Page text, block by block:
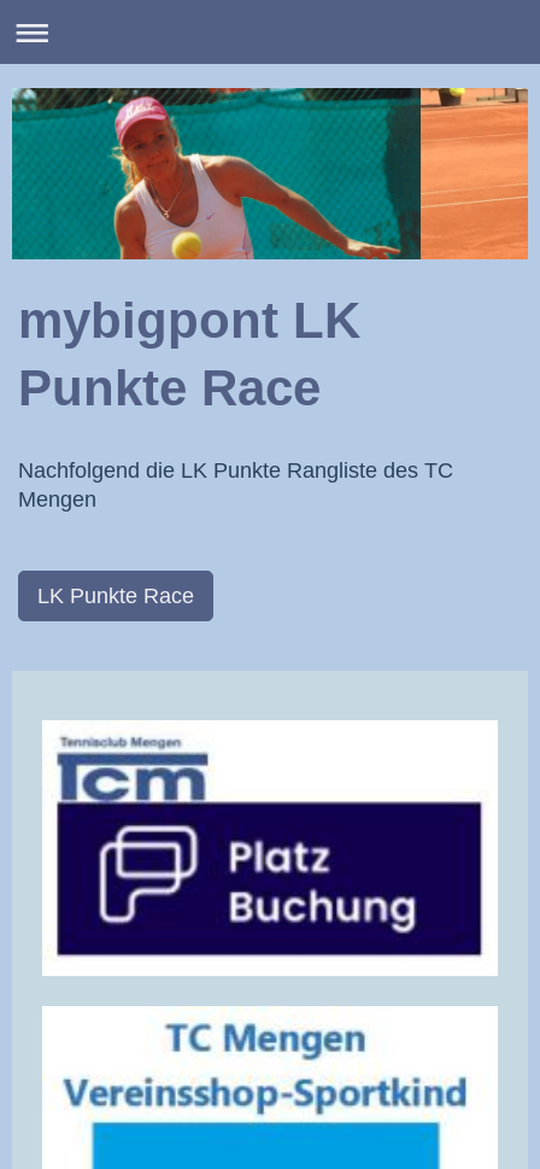
mybigpont LK
Punkte Race
Nachfolgend die LK Punkte Rangliste des TC
Mengen
LK Punkte Race